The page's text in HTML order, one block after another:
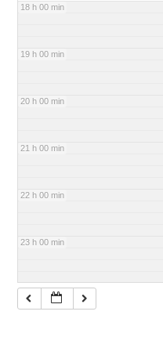
18 h 00 min
19 h 00 min
20 h 00 min
21 h 00 min
22 h 00 min
23 h 00 min